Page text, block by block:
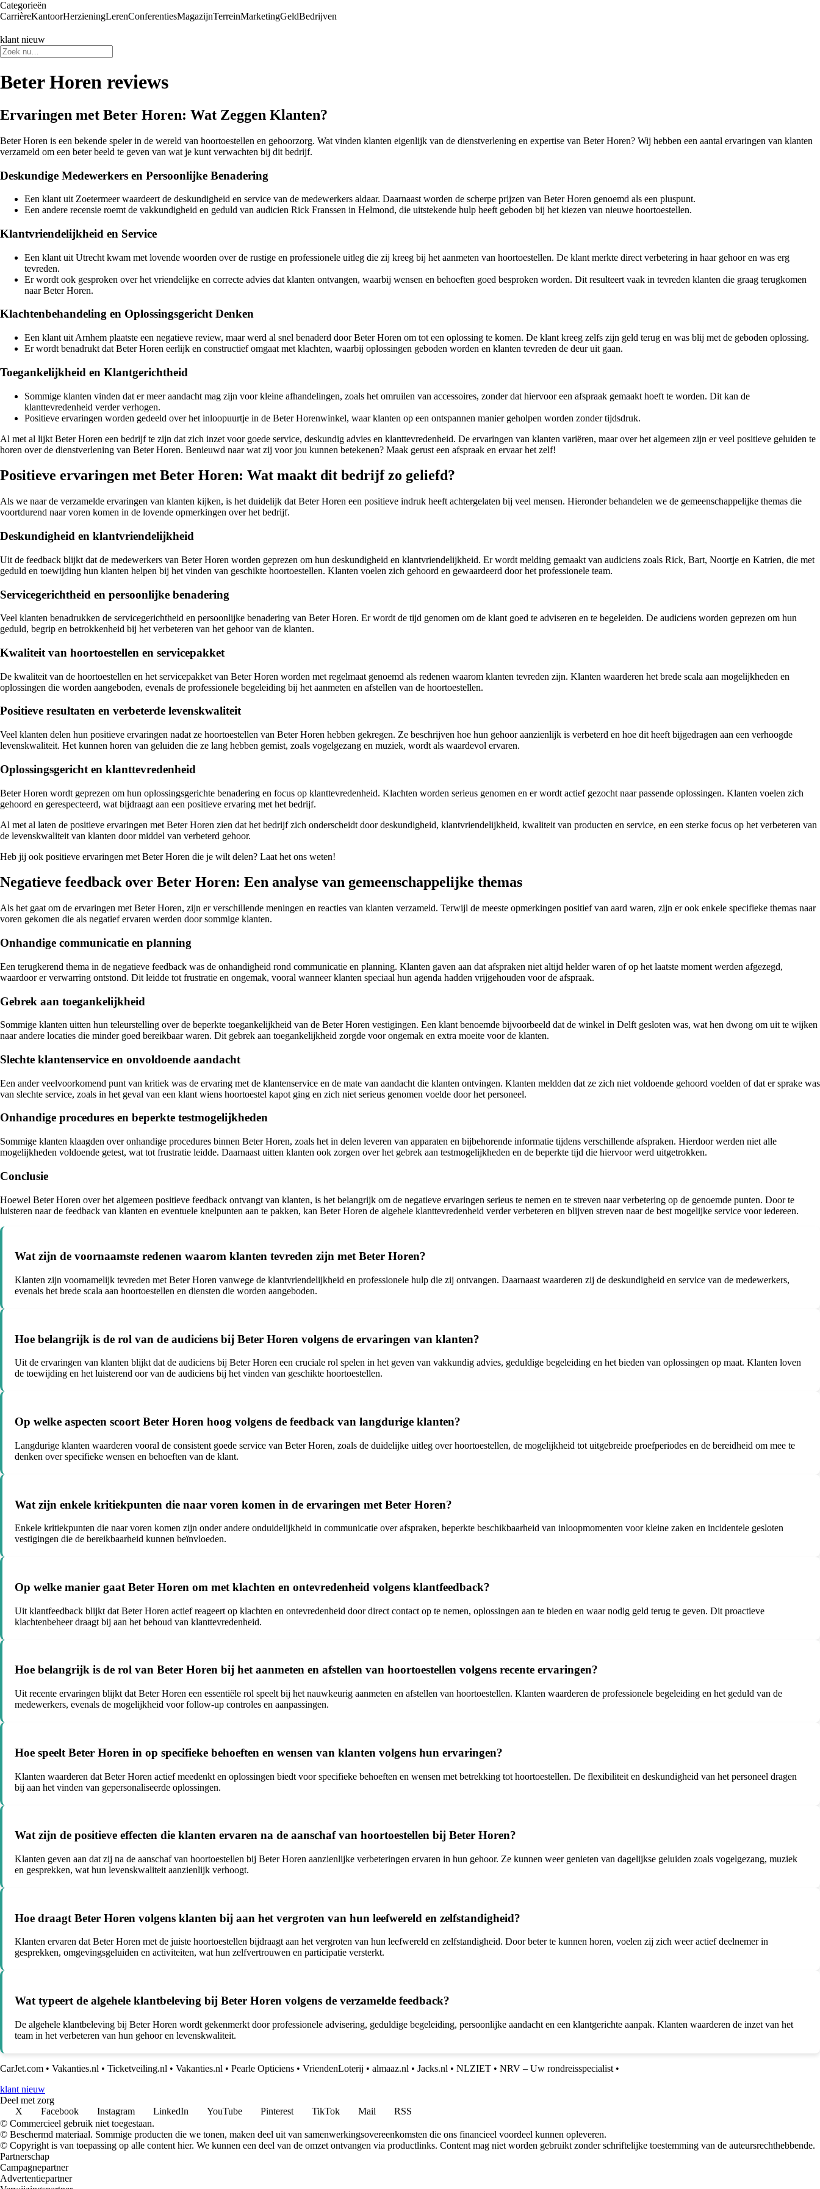
Categorieën
CarrièreKantoorHerzieningLerenConferentiesMagazijnTerreinMarketingGeldBedrijven
klant nieuw
Beter Horen reviews
Ervaringen met Beter Horen: Wat Zeggen Klanten?
Beter Horen is een bekende speler in de wereld van hoortoestellen en gehoorzorg. Wat vinden klanten eigenlijk van de dienstverlening en expertise van Beter Horen? Wij hebben een aantal ervaringen van klanten
verzameld om een beter beeld te geven van wat je kunt verwachten bij dit bedrijf.
Deskundige Medewerkers en Persoonlijke Benadering
Een klant uit Zoetermeer waardeert de deskundigheid en service van de medewerkers aldaar. Daarnaast worden de scherpe prijzen van Beter Horen genoemd als een pluspunt.
Een andere recensie roemt de vakkundigheid en geduld van audicien Rick Franssen in Helmond, die uitstekende hulp heeft geboden bij het kiezen van nieuwe hoortoestellen.
Klantvriendelijkheid en Service
Een klant uit Utrecht kwam met lovende woorden over de rustige en professionele uitleg die zij kreeg bij het aanmeten van hoortoestellen. De klant merkte direct verbetering in haar gehoor en was erg
tevreden.
Er wordt ook gesproken over het vriendelijke en correcte advies dat klanten ontvangen, waarbij wensen en behoeften goed besproken worden. Dit resulteert vaak in tevreden klanten die graag terugkomen
naar Beter Horen.
Klachtenbehandeling en Oplossingsgericht Denken
Een klant uit Arnhem plaatste een negatieve review, maar werd al snel benaderd door Beter Horen om tot een oplossing te komen. De klant kreeg zelfs zijn geld terug en was blij met de geboden oplossing.
Er wordt benadrukt dat Beter Horen eerlijk en constructief omgaat met klachten, waarbij oplossingen geboden worden en klanten tevreden de deur uit gaan.
Toegankelijkheid en Klantgerichtheid
Sommige klanten vinden dat er meer aandacht mag zijn voor kleine afhandelingen, zoals het omruilen van accessoires, zonder dat hiervoor een afspraak gemaakt hoeft te worden. Dit kan de
klanttevredenheid verder verhogen.
Positieve ervaringen worden gedeeld over het inloopuurtje in de Beter Horenwinkel, waar klanten op een ontspannen manier geholpen worden zonder tijdsdruk.
Al met al lijkt Beter Horen een bedrijf te zijn dat zich inzet voor goede service, deskundig advies en klanttevredenheid. De ervaringen van klanten variëren, maar over het algemeen zijn er veel positieve geluiden te
horen over de dienstverlening van Beter Horen. Benieuwd naar wat zij voor jou kunnen betekenen? Maak gerust een afspraak en ervaar het zelf!
Positieve ervaringen met Beter Horen: Wat maakt dit bedrijf zo geliefd?
Als we naar de verzamelde ervaringen van klanten kijken, is het duidelijk dat Beter Horen een positieve indruk heeft achtergelaten bij veel mensen. Hieronder behandelen we de gemeenschappelijke themas die
voortdurend naar voren komen in de lovende opmerkingen over het bedrijf.
Deskundigheid en klantvriendelijkheid
Uit de feedback blijkt dat de medewerkers van Beter Horen worden geprezen om hun deskundigheid en klantvriendelijkheid. Er wordt melding gemaakt van audiciens zoals Rick, Bart, Noortje en Katrien, die met
geduld en toewijding hun klanten helpen bij het vinden van geschikte hoortoestellen. Klanten voelen zich gehoord en gewaardeerd door het professionele team.
Servicegerichtheid en persoonlijke benadering
Veel klanten benadrukken de servicegerichtheid en persoonlijke benadering van Beter Horen. Er wordt de tijd genomen om de klant goed te adviseren en te begeleiden. De audiciens worden geprezen om hun
geduld, begrip en betrokkenheid bij het verbeteren van het gehoor van de klanten.
Kwaliteit van hoortoestellen en servicepakket
De kwaliteit van de hoortoestellen en het servicepakket van Beter Horen worden met regelmaat genoemd als redenen waarom klanten tevreden zijn. Klanten waarderen het brede scala aan mogelijkheden en
oplossingen die worden aangeboden, evenals de professionele begeleiding bij het aanmeten en afstellen van de hoortoestellen.
Positieve resultaten en verbeterde levenskwaliteit
Veel klanten delen hun positieve ervaringen nadat ze hoortoestellen van Beter Horen hebben gekregen. Ze beschrijven hoe hun gehoor aanzienlijk is verbeterd en hoe dit heeft bijgedragen aan een verhoogde
levenskwaliteit. Het kunnen horen van geluiden die ze lang hebben gemist, zoals vogelgezang en muziek, wordt als waardevol ervaren.
Oplossingsgericht en klanttevredenheid
Beter Horen wordt geprezen om hun oplossingsgerichte benadering en focus op klanttevredenheid. Klachten worden serieus genomen en er wordt actief gezocht naar passende oplossingen. Klanten voelen zich
gehoord en gerespecteerd, wat bijdraagt aan een positieve ervaring met het bedrijf.
Al met al laten de positieve ervaringen met Beter Horen zien dat het bedrijf zich onderscheidt door deskundigheid, klantvriendelijkheid, kwaliteit van producten en service, en een sterke focus op het verbeteren van
de levenskwaliteit van klanten door middel van verbeterd gehoor.
Heb jij ook positieve ervaringen met Beter Horen die je wilt delen? Laat het ons weten!
Negatieve feedback over Beter Horen: Een analyse van gemeenschappelijke themas
Als het gaat om de ervaringen met Beter Horen, zijn er verschillende meningen en reacties van klanten verzameld. Terwijl de meeste opmerkingen positief van aard waren, zijn er ook enkele specifieke themas naar
voren gekomen die als negatief ervaren werden door sommige klanten.
Onhandige communicatie en planning
Een terugkerend thema in de negatieve feedback was de onhandigheid rond communicatie en planning. Klanten gaven aan dat afspraken niet altijd helder waren of op het laatste moment werden afgezegd,
waardoor er verwarring ontstond. Dit leidde tot frustratie en ongemak, vooral wanneer klanten speciaal hun agenda hadden vrijgehouden voor de afspraak.
Gebrek aan toegankelijkheid
Sommige klanten uitten hun teleurstelling over de beperkte toegankelijkheid van de Beter Horen vestigingen. Een klant benoemde bijvoorbeeld dat de winkel in Delft gesloten was, wat hen dwong om uit te wijken
naar andere locaties die minder goed bereikbaar waren. Dit gebrek aan toegankelijkheid zorgde voor ongemak en extra moeite voor de klanten.
Slechte klantenservice en onvoldoende aandacht
Een ander veelvoorkomend punt van kritiek was de ervaring met de klantenservice en de mate van aandacht die klanten ontvingen. Klanten meldden dat ze zich niet voldoende gehoord voelden of dat er sprake was
van slechte service, zoals in het geval van een klant wiens hoortoestel kapot ging en zich niet serieus genomen voelde door het personeel.
Onhandige procedures en beperkte testmogelijkheden
Sommige klanten klaagden over onhandige procedures binnen Beter Horen, zoals het in delen leveren van apparaten en bijbehorende informatie tijdens verschillende afspraken. Hierdoor werden niet alle
mogelijkheden voldoende getest, wat tot frustratie leidde. Daarnaast uitten klanten ook zorgen over het gebrek aan testmogelijkheden en de beperkte tijd die hiervoor werd uitgetrokken.
Conclusie
Hoewel Beter Horen over het algemeen positieve feedback ontvangt van klanten, is het belangrijk om de negatieve ervaringen serieus te nemen en te streven naar verbetering op de genoemde punten. Door te
luisteren naar de feedback van klanten en eventuele knelpunten aan te pakken, kan Beter Horen de algehele klanttevredenheid verder verbeteren en blijven streven naar de best mogelijke service voor iedereen.
Wat zijn de voornaamste redenen waarom klanten tevreden zijn met Beter Horen?
Klanten zijn voornamelijk tevreden met Beter Horen vanwege de klantvriendelijkheid en professionele hulp die zij ontvangen. Daarnaast waarderen zij de deskundigheid en service van de medewerkers,
evenals het brede scala aan hoortoestellen en diensten die worden aangeboden.
Hoe belangrijk is de rol van de audiciens bij Beter Horen volgens de ervaringen van klanten?
Uit de ervaringen van klanten blijkt dat de audiciens bij Beter Horen een cruciale rol spelen in het geven van vakkundig advies, geduldige begeleiding en het bieden van oplossingen op maat. Klanten loven
de toewijding en het luisterend oor van de audiciens bij het vinden van geschikte hoortoestellen.
Op welke aspecten scoort Beter Horen hoog volgens de feedback van langdurige klanten?
Langdurige klanten waarderen vooral de consistent goede service van Beter Horen, zoals de duidelijke uitleg over hoortoestellen, de mogelijkheid tot uitgebreide proefperiodes en de bereidheid om mee te
denken over specifieke wensen en behoeften van de klant.
Wat zijn enkele kritiekpunten die naar voren komen in de ervaringen met Beter Horen?
Enkele kritiekpunten die naar voren komen zijn onder andere onduidelijkheid in communicatie over afspraken, beperkte beschikbaarheid van inloopmomenten voor kleine zaken en incidentele gesloten
vestigingen die de bereikbaarheid kunnen beïnvloeden.
Op welke manier gaat Beter Horen om met klachten en ontevredenheid volgens klantfeedback?
Uit klantfeedback blijkt dat Beter Horen actief reageert op klachten en ontevredenheid door direct contact op te nemen, oplossingen aan te bieden en waar nodig geld terug te geven. Dit proactieve
klachtenbeheer draagt bij aan het behoud van klanttevredenheid.
Hoe belangrijk is de rol van Beter Horen bij het aanmeten en afstellen van hoortoestellen volgens recente ervaringen?
Uit recente ervaringen blijkt dat Beter Horen een essentiële rol speelt bij het nauwkeurig aanmeten en afstellen van hoortoestellen. Klanten waarderen de professionele begeleiding en het geduld van de
medewerkers, evenals de mogelijkheid voor follow-up controles en aanpassingen.
Hoe speelt Beter Horen in op specifieke behoeften en wensen van klanten volgens hun ervaringen?
Klanten waarderen dat Beter Horen actief meedenkt en oplossingen biedt voor specifieke behoeften en wensen met betrekking tot hoortoestellen. De flexibiliteit en deskundigheid van het personeel dragen
bij aan het vinden van gepersonaliseerde oplossingen.
Wat zijn de positieve effecten die klanten ervaren na de aanschaf van hoortoestellen bij Beter Horen?
Klanten geven aan dat zij na de aanschaf van hoortoestellen bij Beter Horen aanzienlijke verbeteringen ervaren in hun gehoor. Ze kunnen weer genieten van dagelijkse geluiden zoals vogelgezang, muziek
en gesprekken, wat hun levenskwaliteit aanzienlijk verhoogt.
Hoe draagt Beter Horen volgens klanten bij aan het vergroten van hun leefwereld en zelfstandigheid?
Klanten ervaren dat Beter Horen met de juiste hoortoestellen bijdraagt aan het vergroten van hun leefwereld en zelfstandigheid. Door beter te kunnen horen, voelen zij zich weer actief deelnemer in
gesprekken, omgevingsgeluiden en activiteiten, wat hun zelfvertrouwen en participatie versterkt.
Wat typeert de algehele klantbeleving bij Beter Horen volgens de verzamelde feedback?
De algehele klantbeleving bij Beter Horen wordt gekenmerkt door professionele advisering, geduldige begeleiding, persoonlijke aandacht en een klantgerichte aanpak. Klanten waarderen de inzet van het
team in het verbeteren van hun gehoor en levenskwaliteit.
CarJet.com • Vakanties.nl • Ticketveiling.nl • Vakanties.nl • Pearle Opticiens • VriendenLoterij • almaaz.nl • Jacks.nl • NLZIET • NRV – Uw rondreisspecialist •
klant nieuw
Deel met zorg
X
Facebook Instagram LinkedIn YouTube Pinterest TikTok Mail
RSS
© Commercieel gebruik niet toegestaan.
© Beschermd materiaal. Sommige producten die we tonen, maken deel uit van samenwerkingsovereenkomsten die ons financieel voordeel kunnen opleveren.
© Copyright is van toepassing op alle content hier. We kunnen een deel van de omzet ontvangen via productlinks. Content mag niet worden gebruikt zonder schriftelijke toestemming van de auteursrechthebbende.
Partnerschap
Campagnepartner
Advertentiepartner